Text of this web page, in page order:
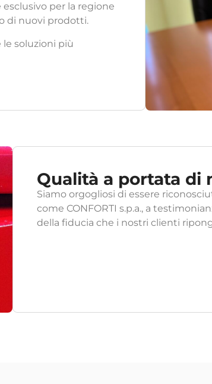
per la regione
di nuovi prodotti.
soluzioni più
Qualità a portata di
Siamo orgogliosi di essere
come CONFORTI s.p.a., a
della fiducia che i nostri clienti